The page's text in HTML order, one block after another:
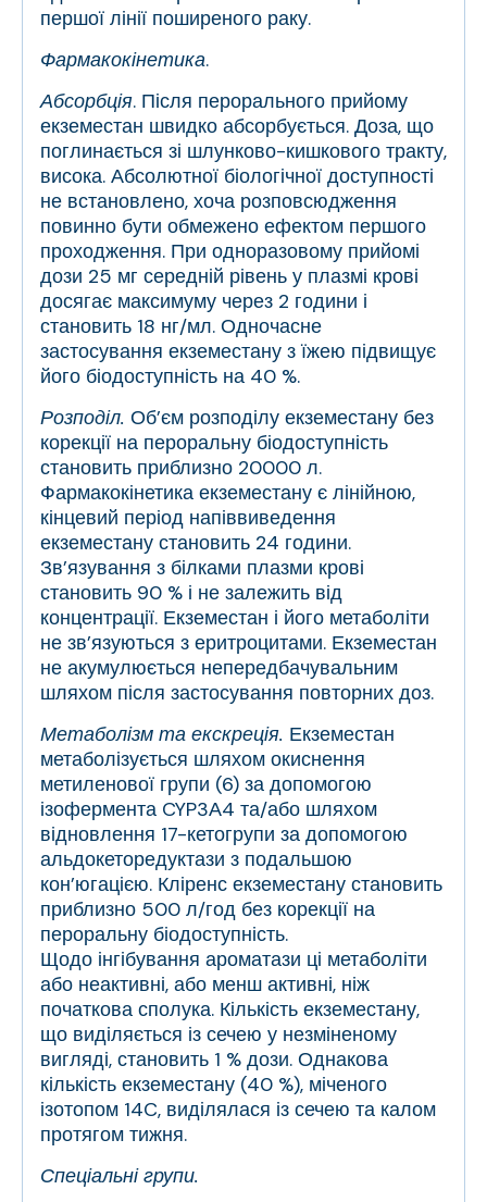
першої лінії поширеного раку.
Фармакокінетика.
Абсорбція. Після перорального прийому
екземестан швидко абсорбується. Доза, що
поглинається зі шлунково-кишкового тракту,
висока. Абсолютної біологічної доступності
не встановлено, хоча розповсюдження
повинно бути обмежено ефектом першого
проходження. При одноразовому прийомі
дози 25 мг середній рівень у плазмі крові
досягає максимуму через 2 години і
становить 18 нг/мл. Одночасне
застосування екземестану з їжею підвищує
його біодоступність на 40 %.
Розподіл. Об’єм розподілу екземестану без
корекції на пероральну біодоступність
становить приблизно 20000 л.
Фармакокінетика екземестану є лінійною,
кінцевий період напіввиведення
екземестану становить 24 години.
Зв’язування з білками плазми крові
становить 90 % і не залежить від
концентрації. Екземестан і його метаболіти
не зв’язуються з еритроцитами. Екземестан
не акумулюється непередбачувальним
шляхом після застосування повторних доз.
Метаболізм та екскреція. Екземестан
метаболізується шляхом окиснення
метиленової групи (6) за допомогою
ізофермента CYP3А4 та/або шляхом
відновлення 17-кетогрупи за допомогою
альдокеторедуктази з подальшою
кон’югацією. Кліренс екземестану становить
приблизно 500 л/год без корекції на
пероральну біодоступність.
Щодо інгібування ароматази ці метаболіти
або неактивні, або менш активні, ніж
початкова сполука. Кількість екземестану,
що виділяється із сечею у незміненому
вигляді, становить 1 % дози. Однакова
кількість екземестану (40 %), міченого
ізотопом 14C, виділялася із сечею та калом
протягом тижня.
Спеціальні групи.